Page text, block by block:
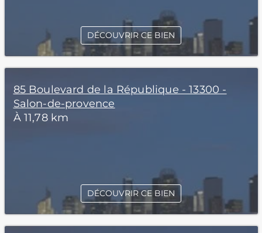
DÉCOUVRIR CE BIEN
85 Boulevard de la République - 13300 -
Salon-de-provence
À 11,78 km
DÉCOUVRIR CE BIEN